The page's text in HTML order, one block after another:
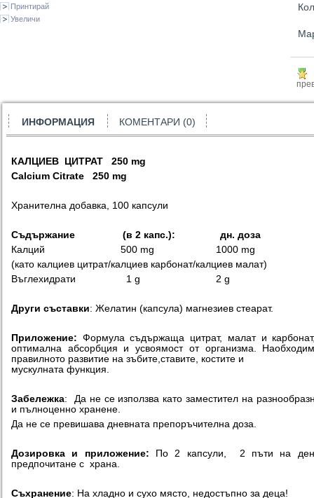
Принтирай
Увеличи
ИНФОРМАЦИЯ КОМЕНТАРИ (0)
КАЛЦИЕВ ЦИТРАТ
250 mg
Calcium Citrate 250 mg
Хранителна добавка, 100 капсули
Съдържание (в 2 капс.):
дн. доза
Калций 500 mg 1000 mg
(като калциев цитрат/калциев карбонат/калциев малат)
Въглехидрати 1 g 2 g
Други съставки: Желатин (капсула) магнезиев стеарат.
Приложение: Формула съдържаща цитрат, малат и
оптимална абсорбция и усвоямост от организма.
правилното развитие на зъбите,ставите, костите и
мускулната функция.
Забележка: Да не се използва като заместител на
и пълноценно хранене.
Да не се превишава дневната препоръчителна доза.
Дозировка и приложение:
По 2 капсули, 2 пъти на
предпочитане с храна.
Съхранение: На хладно и сухо място, недостъпно за деца!